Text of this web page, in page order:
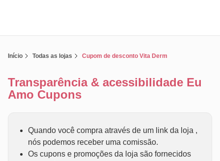
Início Todas as lojas Cupom de desconto Vita Derm
Transparência & acessibilidade Eu
Amo Cupons
Quando você compra através de um link da loja ,
nós podemos receber uma comissão.
Os cupons e promoções da loja são fornecidos